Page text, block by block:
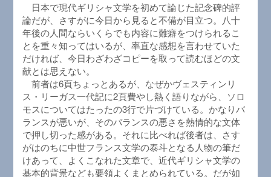
日本で現代ギリシャ文学を初めて論じた記念碑的評
論だが、さすがに今日から見ると不備が目立つ。八十
年後の人間ならいくらでも内容に難癖をつけられるこ
とを重々知ってはいるが、率直な感想を言わせていた
だければ、今日わざわざコピーを取って読むほどの文
献とは思えない。
前者は6頁ちょっとあるが、なぜかヴェスティンリ
ス・リーガス一代記に2頁費やし熱く語りながら、ソロ
モスについてはたったの3行で片づけている。かなりバ
ランスが悪いが、そのバランスの悪さを熱情的な文体
で押し切った感がある。それに比べれば後者は、さす
がはのちに中世フランス文学の泰斗となる人物の筆だ
けあって、よくこなれた文章で、近代ギリシャ文学の
基本的背景なども要領よくまとめられている。だが如